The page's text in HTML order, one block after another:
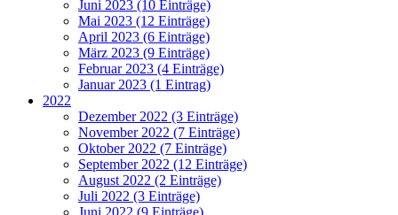
Juni 2023 (10 Einträge)
Mai 2023 (12 Einträge)
April 2023 (6 Einträge)
März 2023 (9 Einträge)
Februar 2023 (4 Einträge)
Januar 2023 (1 Eintrag)
2022
Dezember 2022 (3 Einträge)
November 2022 (7 Einträge)
Oktober 2022 (7 Einträge)
September 2022 (12 Einträge)
August 2022 (2 Einträge)
Juli 2022 (3 Einträge)
Juni 2022 (9 Einträge)